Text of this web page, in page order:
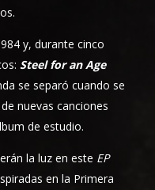
y, durante cinco
Steel for an Age
se separó cuando se
nuevas canciones
de estudio.
la luz en este EP
en la Primera